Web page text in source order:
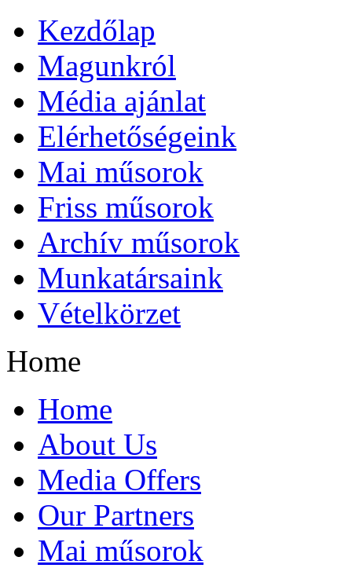
Kezdőlap
Magunkról
Média ajánlat
Elérhetőségeink
Mai műsorok
Friss műsorok
Archív műsorok
Munkatársaink
Vételkörzet
Home
Home
About Us
Media Offers
Our Partners
Mai műsorok